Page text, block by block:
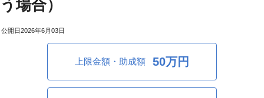
う場合）
2026年6月03日
上限金額・助成額 50万円